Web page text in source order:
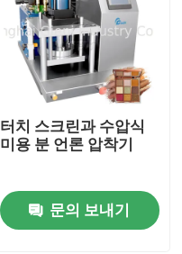
터치 스크린과 수압식
미용 분 언론 압착기
문의 보내기